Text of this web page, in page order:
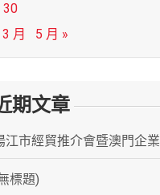
30
月
5 月 »
期文章
江市經貿推介會暨澳門企
標題)